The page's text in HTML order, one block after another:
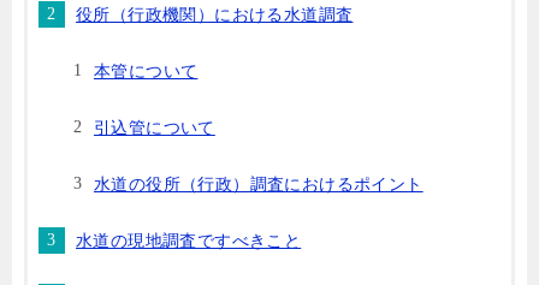
役所（行政機関）における水道調査
本管について
引込管について
水道の役所（行政）調査におけるポイント
水道の現地調査ですべきこと